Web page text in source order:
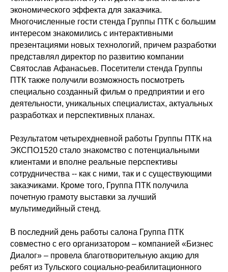
экономического эффекта для заказчика.
Многочисленные гости стенда Группы ПТК с большим
интересом знакомились с интерактивными
презентациями новых технологий, причем разработки
представлял директор по развитию компании
Святослав Афанасьев. Посетители стенда Группы
ПТК также получили возможность посмотреть
специально созданный фильм о предприятии и его
деятельности, уникальных специалистах, актуальных
разработках и перспективных планах.
Результатом четырехдневной работы Группы ПТК на
ЭКСПО1520 стало знакомство с потенциальными
клиентами и вполне реальные перспективы
сотрудничества -- как с ними, так и с существующими
заказчиками. Кроме того, Группа ПТК получила
почетную грамоту выставки за лучший
мультимедийный стенд.
В последний день работы салона Группа ПТК
совместно с его организатором – компанией «Бизнес
Диалог» – провела благотворительную акцию для
ребят из Тульского социально-реабилитационного